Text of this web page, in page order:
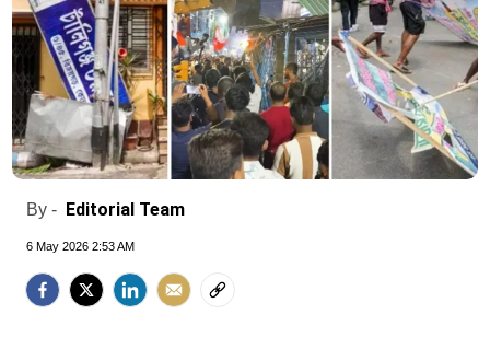
By - Editorial Team
6 May 2026 2:53 AM